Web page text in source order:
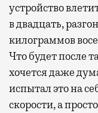
устройство
в двадцать,
килограммов
Что будет после
хочется даже
испытал это на
скорости, а